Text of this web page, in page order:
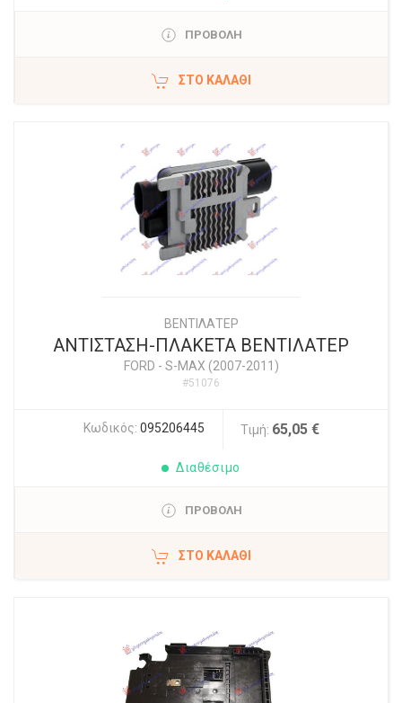
ΠΡΟΒΟΛΗ
ΣΤΟ ΚΑΛΆΘΙ
ΒΕΝΤΙΛΑΤΕΡ
ΑΝΤΙΣΤΑΣΗ-ΠΛΑΚΕΤΑ ΒΕΝΤΙΛΑΤΕΡ
FORD - S-MAX (2007-2011)
#51076
Κωδικός: 095206445 Τιμή: 65,05 €
Διαθέσιμο
ΠΡΟΒΟΛΗ
ΣΤΟ ΚΑΛΆΘΙ